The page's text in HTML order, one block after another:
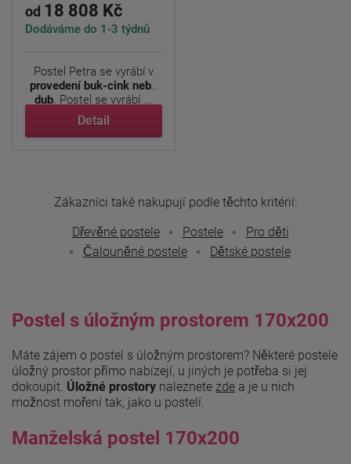
od 18 808 Kč
Dodáváme do 1-3 týdnů
Postel Petra se vyrábí v
provedení buk-cink nebo
dub. Postel se vyrábí ...
Detail
Zákazníci také nakupují podle těchto kritérií:
Dřevěné postele
Postele
Pro děti
Čalouněné postele
Dětské postele
Postel s úložným prostorem 170x200
Máte zájem o postel s úložným prostorem? Některé postele
úložný prostor přímo nabízejí, u jiných je potřeba si jej
dokoupit. Úložné prostory naleznete zde a je u nich
možnost moření tak, jako u postelí.
Manželská postel 170x200